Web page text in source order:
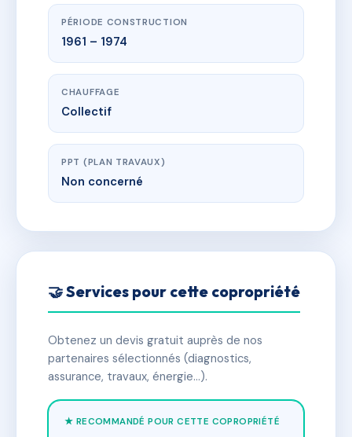
PÉRIODE CONSTRUCTION
1961 – 1974
CHAUFFAGE
Collectif
PPT (PLAN TRAVAUX)
Non concerné
🤝 Services pour cette copropriété
Obtenez un devis gratuit auprès de nos
partenaires sélectionnés (diagnostics,
assurance, travaux, énergie…).
★ RECOMMANDÉ POUR CETTE COPROPRIÉTÉ